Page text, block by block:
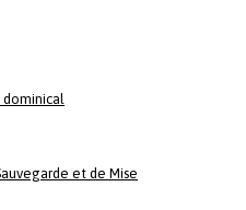
dominical
et de Mise